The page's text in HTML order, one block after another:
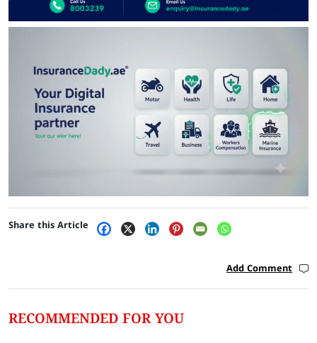
Share this Article
Add Comment
RECOMMENDED FOR YOU